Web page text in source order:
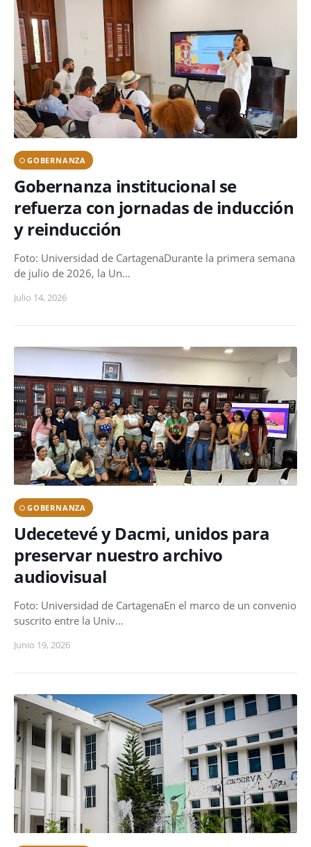
GOBERNANZA
Gobernanza institucional se
refuerza con jornadas de inducción
y reinducción
Foto: Universidad de CartagenaDurante la primera semana
de julio de 2026, la Un…
Julio 14, 2026
GOBERNANZA
Udecetevé y Dacmi, unidos para
preservar nuestro archivo
audiovisual
Foto: Universidad de CartagenaEn el marco de un convenio
suscrito entre la Univ…
Junio 19, 2026